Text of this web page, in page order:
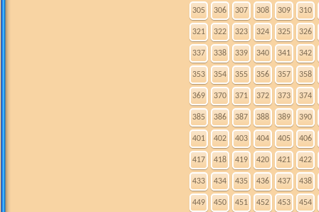
305 306 307 308 309 310
321 322 323 324 325 326
337 338 339 340 341 342
353 354 355 356 357 358
369 370 371 372 373 374
385 386 387 388 389 390
401 402 403 404 405 406
417 418 419 420 421 422
433 434 435 436 437 438
449 450 451 452 453 454